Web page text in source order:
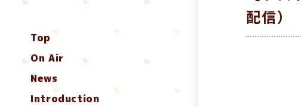
Top
On Air
News
Introduction
配信）